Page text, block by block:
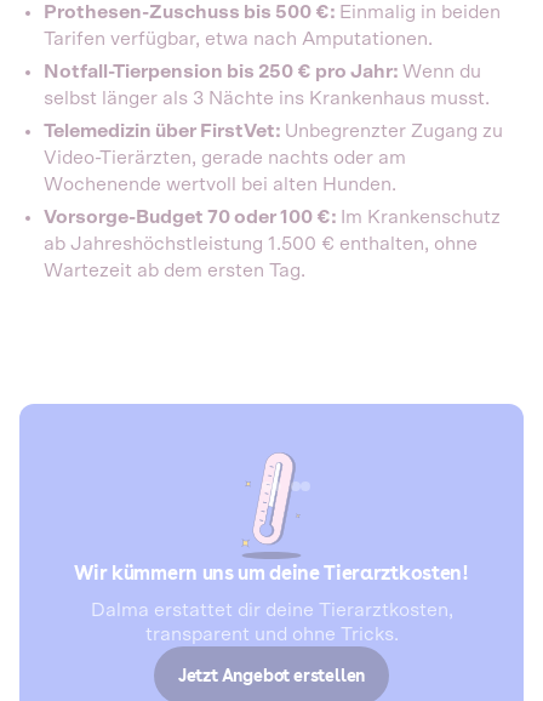
Prothesen-Zuschuss bis 500 €: Einmalig in beiden
Tarifen verfügbar, etwa nach Amputationen.
Notfall-Tierpension bis 250 € pro Jahr: Wenn du
selbst länger als 3 Nächte ins Krankenhaus musst.
Telemedizin über FirstVet: Unbegrenzter Zugang zu
Video-Tierärzten, gerade nachts oder am
Wochenende wertvoll bei alten Hunden.
Vorsorge-Budget 70 oder 100 €: Im Krankenschutz
ab Jahreshöchstleistung 1.500 € enthalten, ohne
Wartezeit ab dem ersten Tag.
Wir kümmern uns um deine Tierarztkosten!
Dalma erstattet dir deine Tierarztkosten,
transparent und ohne Tricks.
Jetzt Angebot erstellen